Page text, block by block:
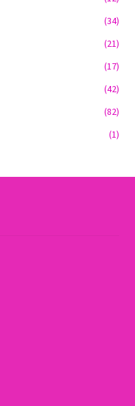
(34)
(21)
(17)
(42)
(82)
(1)